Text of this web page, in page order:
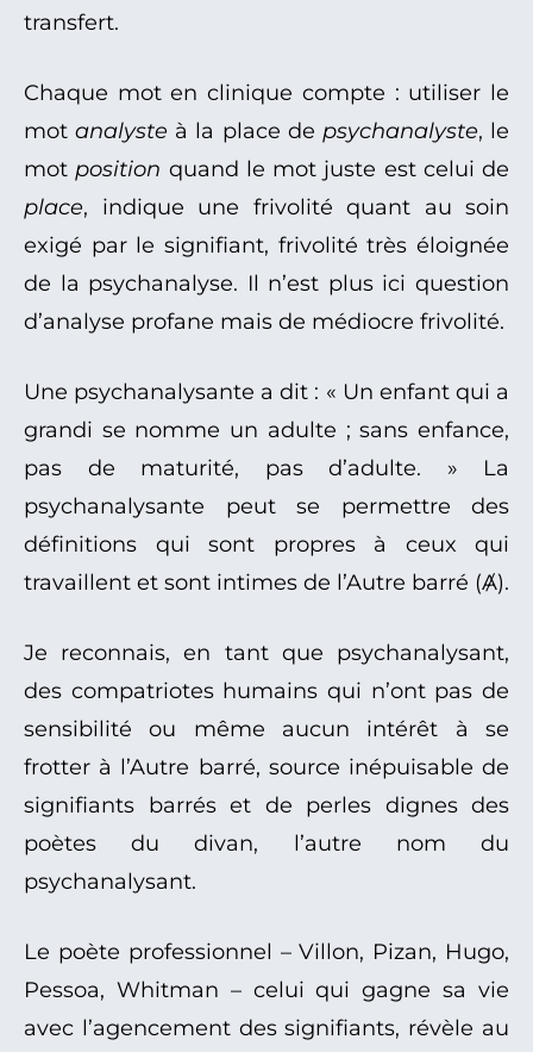
transfert.
Chaque mot en clinique compte : utiliser le
motanalyste à la place de psychanalyste, le
motposition quand le mot juste est celui de
place, indique une frivolité quant au soin
exigé par le signifiant, frivolité très éloignée
de la psychanalyse. Il n’est plus ici question
d’analyse profane mais de médiocre frivolité.
Une psychanalysante a dit : « Un enfant qui a
grandi se nomme un adulte ; sans enfance,
pas de maturité, pas d’adulte. » La
psychanalysante peut se permettre des
définitions qui sont propres à ceux qui
travaillent et sont intimes de l’Autre barré (Ⱥ).
Je reconnais, en tant que psychanalysant,
des compatriotes humains qui n’ont pas de
sensibilité ou même aucun intérêt à se
frotter à l’Autre barré, source inépuisable de
signifiants barrés et de perles dignes des
poètes du divan, l’autre nom du
psychanalysant.
Le poète professionnel – Villon, Pizan, Hugo,
Pessoa, Whitman – celui qui gagne sa vie
avec l’agencement des signifiants, révèle au